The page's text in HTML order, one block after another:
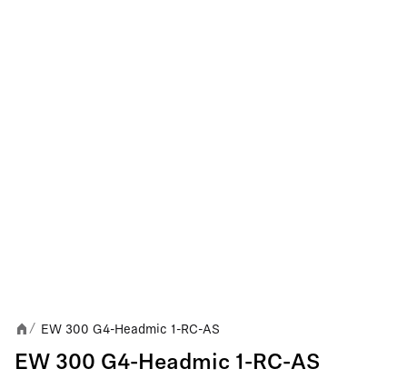
/ EW 300 G4-Headmic 1-RC-AS
EW 300 G4-Headmic 1-RC-AS